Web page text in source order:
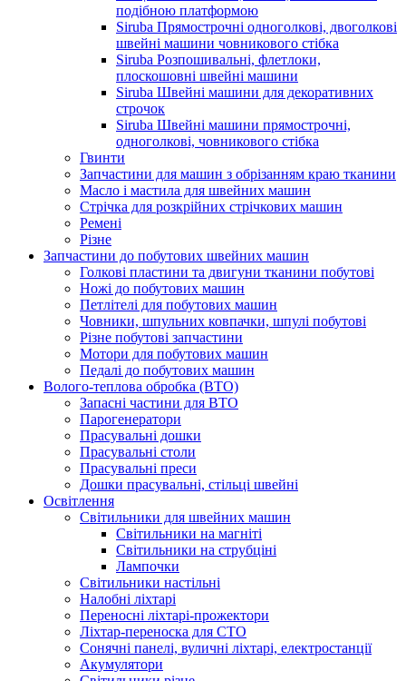
подібною платформою
Siruba Прямострочні одноголкові, двоголкові
швейні машини човникового стібка
Siruba Розпошивальні, флетлоки,
плоскошовні швейні машини
Siruba Швейні машини для декоративних
строчок
Siruba Швейні машини прямострочні,
одноголкові, човникового стібка
Гвинти
Запчастини для машин з обрізанням краю тканини
Масло і мастила для швейних машин
Стрічка для розкрійних стрічкових машин
Ремені
Різне
Запчастини до побутових швейних машин
Голкові пластини та двигуни тканини побутові
Ножі до побутових машин
Петлітелі для побутових машин
Човники, шпульних ковпачки, шпулі побутові
Різне побутові запчастини
Мотори для побутових машин
Педалі до побутових машин
Волого-теплова обробка (ВТО)
Запасні частини для ВТО
Парогенератори
Прасувальні дошки
Прасувальні столи
Прасувальні преси
Дошки прасувальні, стільці швейні
Освітлення
Світильники для швейних машин
Світильники на магніті
Світильники на струбціні
Лампочки
Світильники настільні
Налобні ліхтарі
Переносні ліхтарі-прожектори
Ліхтар-переноска для СТО
Сонячні панелі, вуличні ліхтарі, електростанції
Акумулятори